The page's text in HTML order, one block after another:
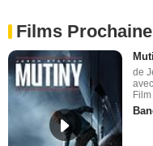
Films
de